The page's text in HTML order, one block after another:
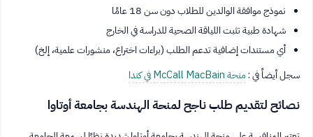
نموذج موافقة الوالدين للطلاب دون سن 18 عامًا
شهادة طبية تثبت اللياقة الصحية للدراسة في الخارج
أي مستندات إضافية تدعم الطلب (براءات اختراع، منشورات علمية، إلخ)
سجل أيضاً في :منحة McCall MacBain في كندا
نصائح لتقديم طلب ناجح لمنحة الهندسة بجامعة أوتاوا